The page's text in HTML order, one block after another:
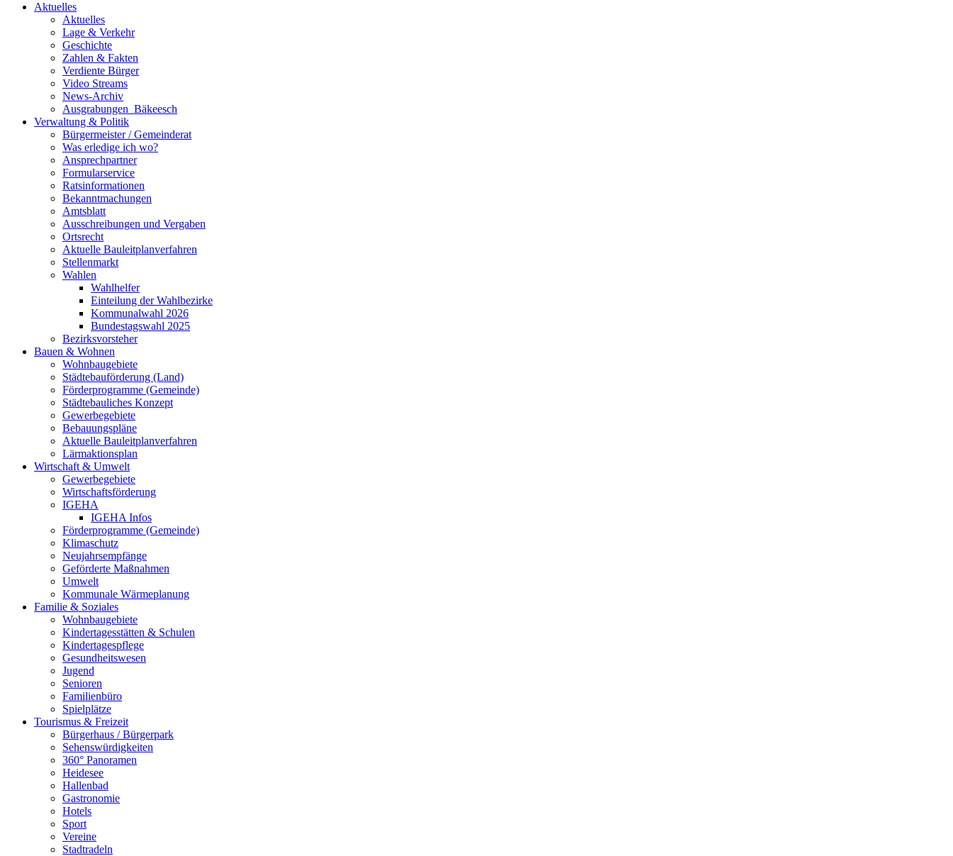
Aktuelles
Aktuelles
Lage & Verkehr
Geschichte
Zahlen & Fakten
Verdiente Bürger
Video Streams
News-Archiv
Ausgrabungen_Bäkeesch
Verwaltung & Politik
Bürgermeister / Gemeinderat
Was erledige ich wo?
Ansprechpartner
Formularservice
Ratsinformationen
Bekanntmachungen
Amtsblatt
Ausschreibungen und Vergaben
Ortsrecht
Aktuelle Bauleitplanverfahren
Stellenmarkt
Wahlen
Wahlhelfer
Einteilung der Wahlbezirke
Kommunalwahl 2026
Bundestagswahl 2025
Bezirksvorsteher
Bauen & Wohnen
Wohnbaugebiete
Städtebauförderung (Land)
Förderprogramme (Gemeinde)
Städtebauliches Konzept
Gewerbegebiete
Bebauungspläne
Aktuelle Bauleitplanverfahren
Lärmaktionsplan
Wirtschaft & Umwelt
Gewerbegebiete
Wirtschaftsförderung
IGEHA
IGEHA Infos
Förderprogramme (Gemeinde)
Klimaschutz
Neujahrsempfänge
Geförderte Maßnahmen
Umwelt
Kommunale Wärmeplanung
Familie & Soziales
Wohnbaugebiete
Kindertagesstätten & Schulen
Kindertagespflege
Gesundheitswesen
Jugend
Senioren
Familienbüro
Spielplätze
Tourismus & Freizeit
Bürgerhaus / Bürgerpark
Sehenswürdigkeiten
360° Panoramen
Heidesee
Hallenbad
Gastronomie
Hotels
Sport
Vereine
Stadtradeln